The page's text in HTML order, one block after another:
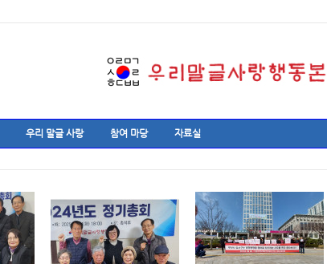
우리 말글 사랑 참여 마당 자료실